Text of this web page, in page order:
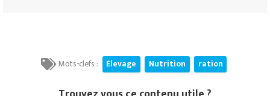
Mots-clefs : Élevage Nutrition ration